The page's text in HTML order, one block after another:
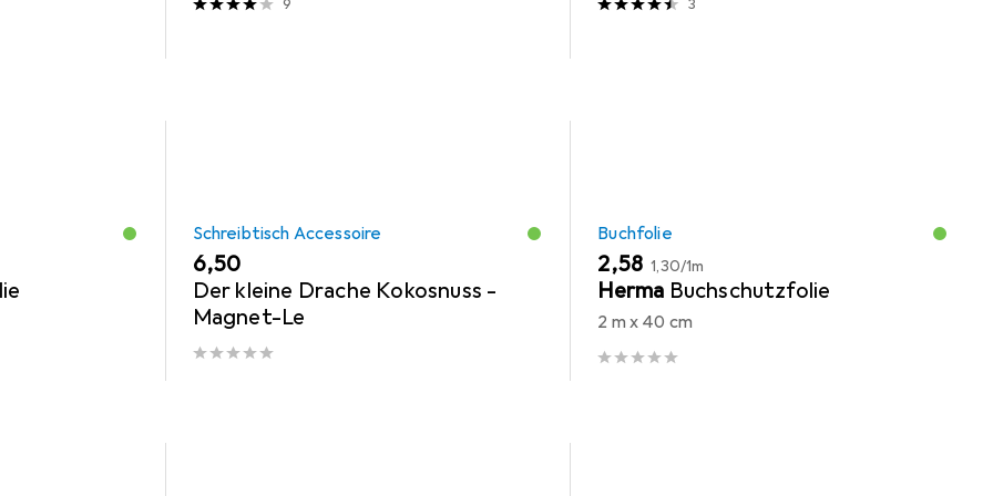
9 3
Schreibtisch Accessoire
EUR
6,50
Der kleine Drache Kokosnuss -
Magnet-Le
Buchfolie
EUR
2,58 EUR
1,30/1m
Herma Buchschutzfolie
2 m x 40 cm